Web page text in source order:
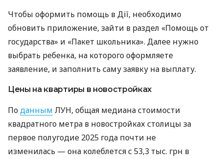
Чтобы оформить помощь в Дії, необходимо
обновить приложение, зайти в раздел «Помощь от
государства» и «Пакет школьника». Далее нужно
выбрать ребенка, на которого оформляете
заявление, и заполнить саму заявку на выплату.
Цены на квартиры в новостройках
Поданным ЛУН, общая медиана стоимости
квадратного метра в новостройках столицы за
первое полугодие 2025 года почти не
изменилась — она колеблется с 53,3 тыс. грн в